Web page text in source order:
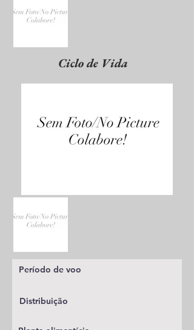
Ciclo de Vida
Período de voo
Distribuição